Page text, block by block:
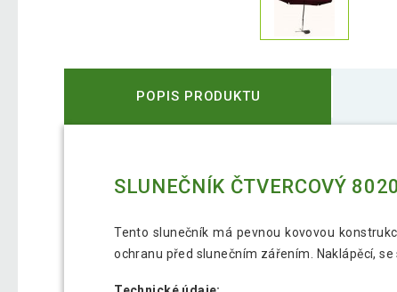
POPIS PRODUKTU
SLUNEČNÍK ČTVERCOVÝ
Tento slunečník má pevnou kovovou
ochranu před slunečním zářením. Naklápěcí, se